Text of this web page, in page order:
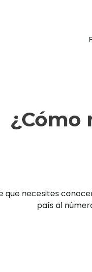
¿Cómo
que necesites
país al